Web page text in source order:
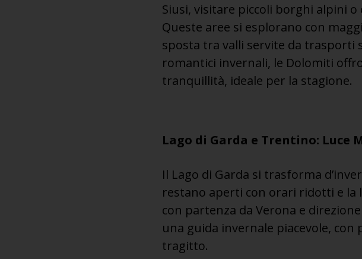
Siusi, visitare piccoli borghi alpini
Queste aree si esplorano con
sposta tra valli servite da trasporti
romantici invernali, le Dolomiti
tranquillità, ideale per la stagione.
Lago di Garda e Trentino: Luce
Il Lago di Garda si trasforma
restano aperti con orari ridotti e la
con partenza da Verona e
una guida invernale piacevole,
tragitto.